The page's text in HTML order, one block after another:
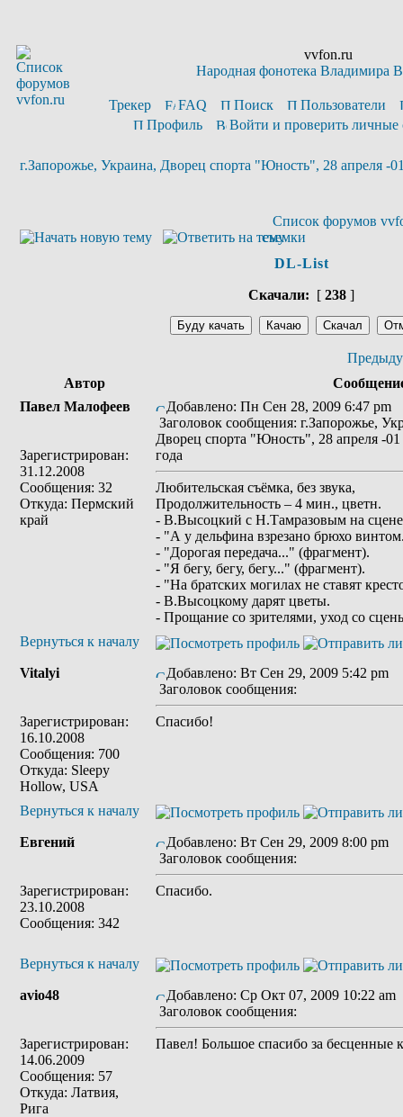
vvfon.ru
Народная фонотека Владимира
Трекер FAQ Поиск
Пользователи
Профиль
Войти и проверить личные
г.Запорожье, Украина, Дворец спорта "Юность", 28 апреля -
Список форумов
съемки
DL-List
Скачали: [ 238 ]
Автор
Павел Малофеев
Зарегистрирован:
31.12.2008
Сообщения: 32
Откуда: Пермский
край
Добавлено: Пн Сен 28, 2009 6:47 pm
Заголовок сообщения: г.Запорожье,
Дворец спорта "Юность", 28 апреля -01
года
Любительская съёмка, без звука,
Продолжительность – 4 мин., цветн.
- В.Высоцкий с Н.Тамразовым на
- "А у дельфина взрезано брюхо
- "Дорогая передача..." (фрагмент).
- "Я бегу, бегу, бегу..." (фрагмент).
- "На братских могилах не ставят
- В.Высоцкому дарят цветы.
- Прощание со зрителями, уход со
Вернуться к началу
Vitalyi
Зарегистрирован:
16.10.2008
Сообщения: 700
Откуда: Sleepy
Hollow, USA
Добавлено: Вт Сен 29, 2009 5:42 pm
Заголовок сообщения:
Спасибо!
Вернуться к началу
Евгений
Зарегистрирован:
23.10.2008
Сообщения: 342
Добавлено: Вт Сен 29, 2009 8:00 pm
Заголовок сообщения:
Спасибо.
Вернуться к началу
avio48
Зарегистрирован:
14.06.2009
Сообщения: 57
Откуда: Латвия,
Рига
Добавлено: Ср Окт 07, 2009 10:22 am
Заголовок сообщения:
Павел! Большое спасибо за бесценные